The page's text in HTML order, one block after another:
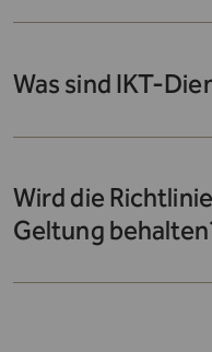
Was sind IKT-
Wird die
Geltung